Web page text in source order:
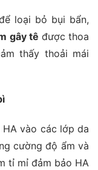
loại bỏ bụi bẩn,
gây tê được thoa
thấy thoải mái
vào các lớp da
cường độ ẩm và
tỉ mỉ đảm bảo HA